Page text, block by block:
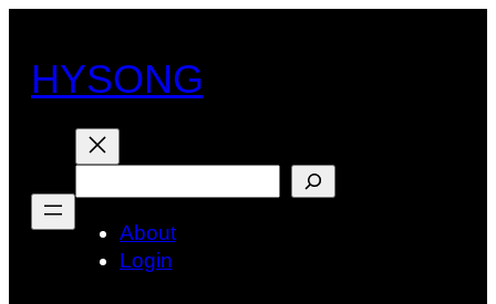
HYSONG
색
About
Login